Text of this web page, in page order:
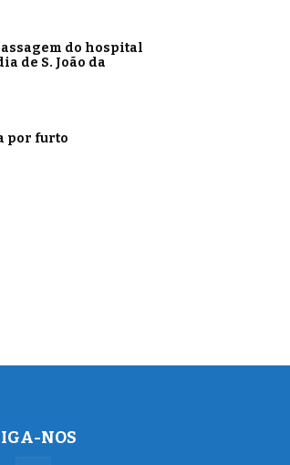
do hospital
de S. João da
por furto
NOS